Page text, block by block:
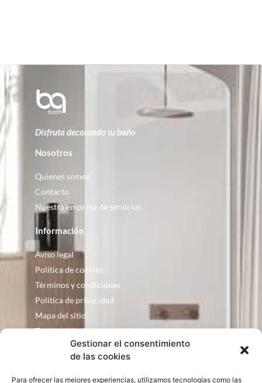
Gestionar el consentimiento
de las cookies
Para ofrecer las mejores experiencias, utilizamos tecnologías como las
Disfruta decorando tu baño
Nosotros
Quienes somos
Contacto
Nuestra empresa de servicios
Información
Aviso legal
Política de cookies
Términos y condiciones
Política de privacidad
Mapa del sitio
Declaración de accesibilidad
Contacto
Fontanería Baquero